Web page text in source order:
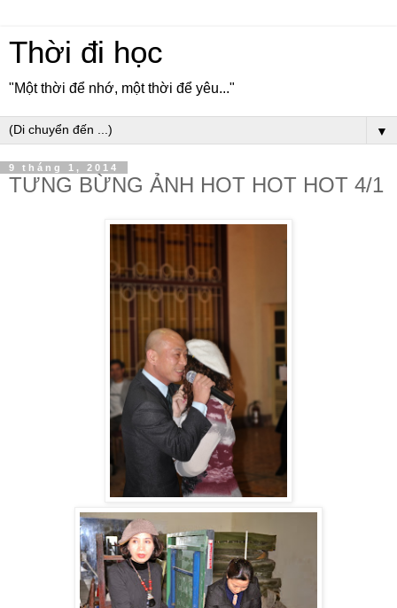
Thời đi học
"Một thời để nhớ, một thời để yêu..."
▼
9 tháng 1, 2014
TƯNG BỪNG ẢNH HOT HOT HOT 4/1